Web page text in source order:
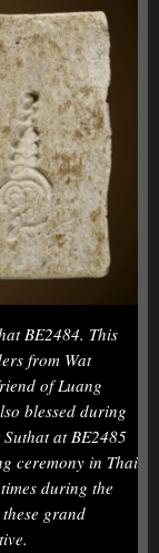
BE2484. This
from Wat
of Luang
blessed during
at BE2485
ceremony in Thai
during the
grand